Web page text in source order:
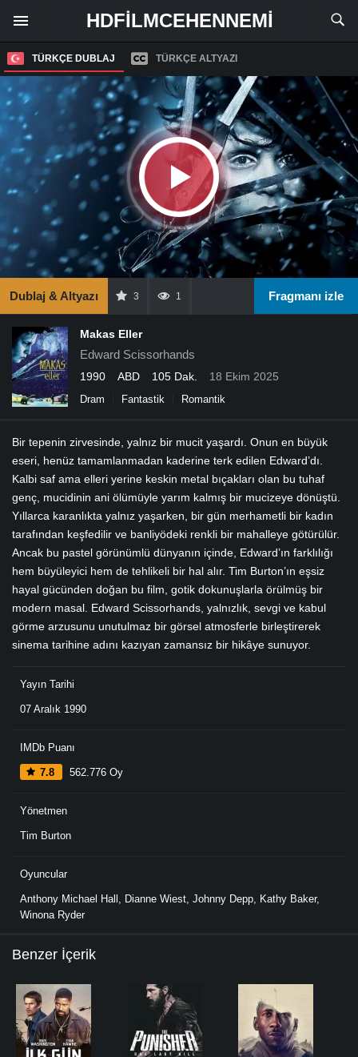
HDFILMCEHENNEMI
TÜRKÇE DUBLAJ TÜRKÇE ALTYAZI
Dublaj & Altyazı 3 1 Fragmanı izle
Makas Eller
Edward Scissorhands
1990 ABD 105 Dak. 18 Ekim 2025
Dram Fantastik Romantik
Bir tepenin zirvesinde, yalnız bir mucit yaşardı. Onun en büyük
eseri, henüz tamamlanmadan kaderine terk edilen Edward’dı.
Kalbi saf ama elleri yerine keskin metal bıçakları olan bu tuhaf
genç, mucidinin ani ölümüyle yarım kalmış bir mucizeye dönüştü.
Yıllarca karanlıkta yalnız yaşarken, bir gün merhametli bir kadın
tarafından keşfedilir ve banliyödeki renkli bir mahalleye götürülür.
Ancak bu pastel görünümlü dünyanın içinde, Edward’ın farklılığı
hem büyüleyici hem de tehlikeli bir hal alır. Tim Burton’ın eşsiz
hayal gücünden doğan bu film, gotik dokunuşlarla örülmüş bir
modern masal. Edward Scissorhands, yalnızlık, sevgi ve kabul
görme arzusunu unutulmaz bir görsel atmosferle birleştirerek
sinema tarihine adını kazıyan zamansız bir hikâye sunuyor.
Yayın Tarihi
07 Aralık 1990
IMDb Puanı
7.8 562.776 Oy
Yönetmen
Tim Burton
Oyuncular
Anthony Michael Hall , Dianne Wiest, Johnny Depp, Kathy Baker,
Winona Ryder
Benzer İçerik